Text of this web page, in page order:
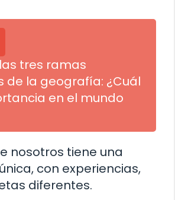
tres ramas
de la geografía: ¿Cuál
en el mundo
nosotros tiene una
con experiencias,
diferentes.